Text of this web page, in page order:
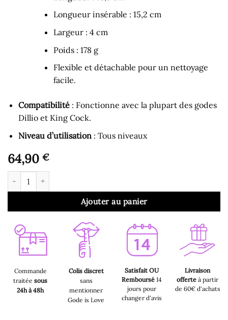
Longueur insérable : 15,2 cm
Largeur : 4 cm
Poids : 178 g
Flexible et détachable pour un nettoyage
facile.
Compatibilité: Fonctionne avec la plupart des godes
Dillio et King Cock.
Niveau d’utilisation: Tous niveaux
64,90 €
quantité de Gode Ceinture - Gode Rose 16 cm avec Harnais à
Ajouter au panier
Commande
traitée sous
24h à 48h
Colis discret
sans
mentionner
Gode is Love
Satisfait OU
Remboursé14
jours pour
changer d'avis
Livraison
offerte à partir
de 60€ d'achats